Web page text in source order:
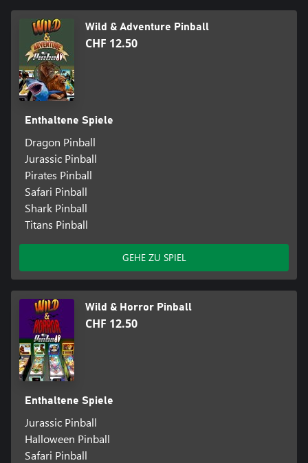
Wild & Adventure Pinball
CHF 12.50
Enthaltene Spiele
Dragon Pinball
Jurassic Pinball
Pirates Pinball
Safari Pinball
Shark Pinball
Titans Pinball
GEHE ZU SPIEL
Wild & Horror Pinball
CHF 12.50
Enthaltene Spiele
Jurassic Pinball
Halloween Pinball
Safari Pinball